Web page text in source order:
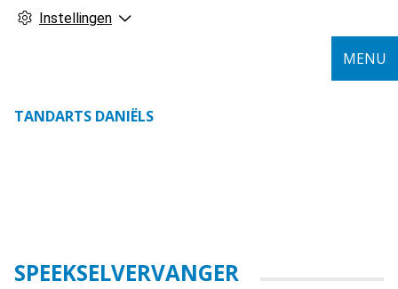
Instellingen
TANDARTS DANIËLS
MENU
SPEEKSELVERVANGER